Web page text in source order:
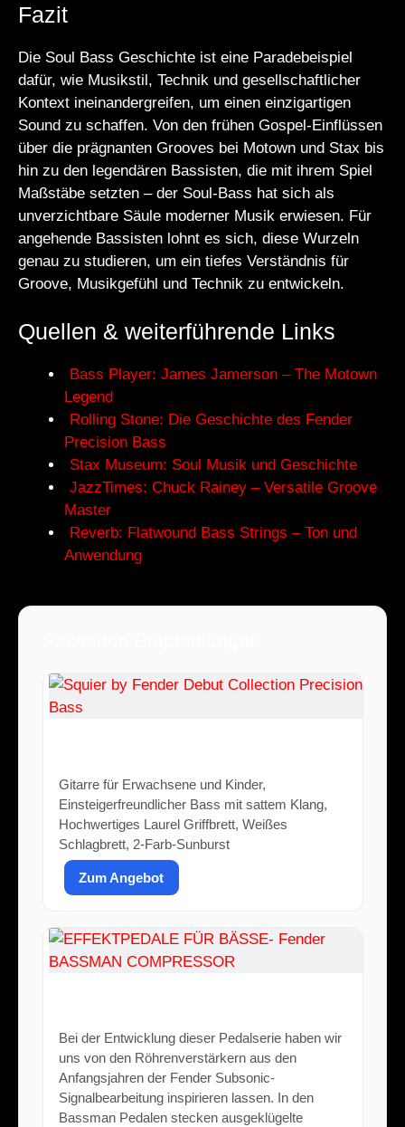
Fazit
Die Soul Bass Geschichte ist eine Paradebeispiel
dafür, wie Musikstil, Technik und gesellschaftlicher
Kontext ineinandergreifen, um einen einzigartigen
Sound zu schaffen. Von den frühen Gospel-Einflüssen
über die prägnanten Grooves bei Motown und Stax bis
hin zu den legendären Bassisten, die mit ihrem Spiel
Maßstäbe setzten – der Soul-Bass hat sich als
unverzichtbare Säule moderner Musik erwiesen. Für
angehende Bassisten lohnt es sich, diese Wurzeln
genau zu studieren, um ein tiefes Verständnis für
Groove, Musikgefühl und Technik zu entwickeln.
Quellen & weiterführende Links
Bass Player: James Jamerson – The Motown
Legend
Rolling Stone: Die Geschichte des Fender
Precision Bass
Stax Museum: Soul Musik und Geschichte
JazzTimes: Chuck Rainey – Versatile Groove
Master
Reverb: Flatwound Bass Strings – Ton und
Anwendung
Gitarre für Erwachsene und Kinder,
Einsteigerfreundlicher Bass mit sattem Klang,
Hochwertiges Laurel Griffbrett, Weißes
Schlagbrett, 2-Farb-Sunburst
Zum Angebot
Bei der Entwicklung dieser Pedalserie haben wir
uns von den Röhrenverstärkern aus den
Anfangsjahren der Fender Subsonic-
Signalbearbeitung inspirieren lassen. In den
Bassman Pedalen stecken ausgeklügelte